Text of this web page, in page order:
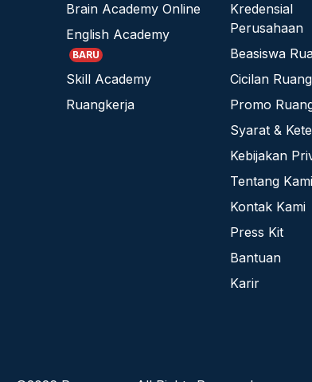
Brain Academy Online
English Academy
BARU
Skill Academy
Ruangkerja
Kredensial
Perusahaan
Beasiswa
Cicilan
Promo
Syarat &
Kebijakan
Tentang Kami
Kontak Kami
Press Kit
Bantuan
Karir